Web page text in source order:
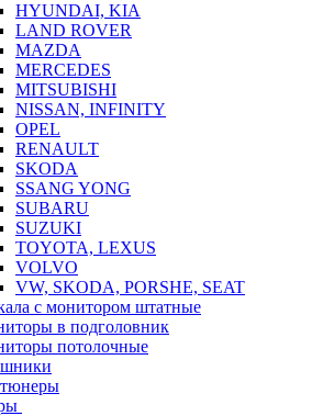
HYUNDAI, KIA
LAND ROVER
MAZDA
MERCEDES
MITSUBISHI
NISSAN, INFINITY
OPEL
RENAULT
SKODA
SSANG YONG
SUBARU
SUZUKI
TOYOTA, LEXUS
VOLVO
VW, SKODA, PORSHE, SEAT
с монитором штатные
в подголовник
потолочные